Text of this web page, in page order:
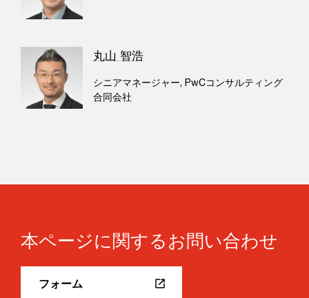
丸山 智浩
シニアマネージャー, PwCコンサルティング
合同会社
本ページに関するお問い合わせ
フォーム